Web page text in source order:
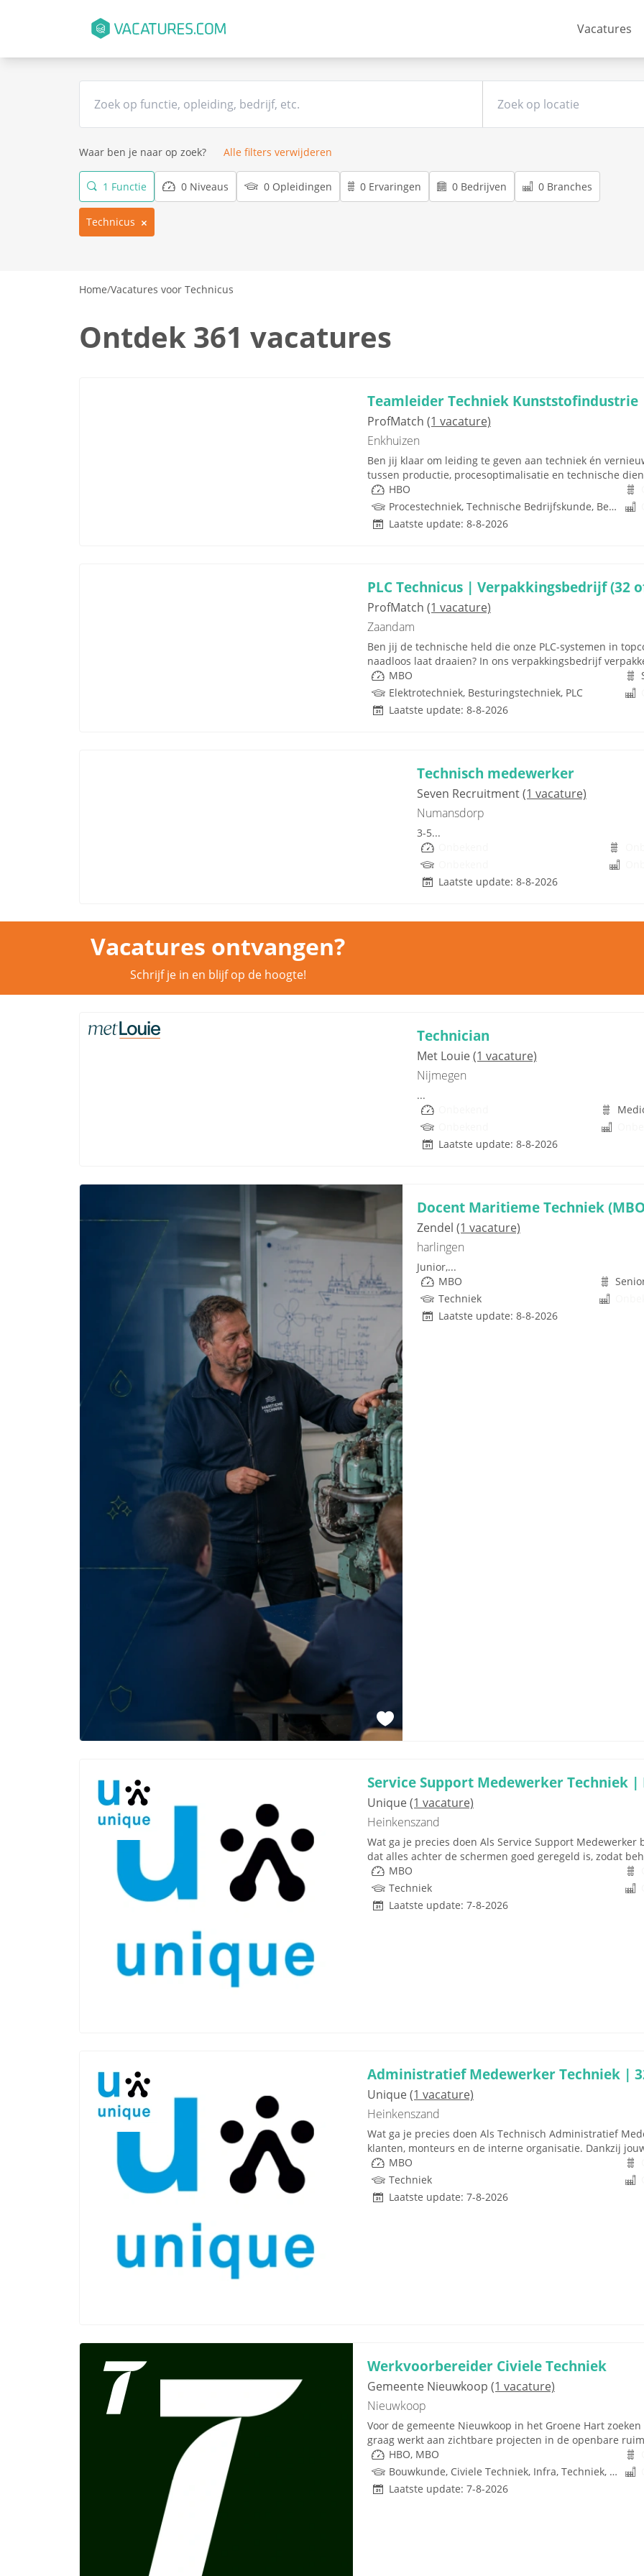
Vacatures
Waar ben je naar op zoek? Alle filters verwijderen
1 Functie 0 Niveaus 0 Opleidingen 0 Ervaringen 0 Bedrijven 0 Branches
Technicus
Home/Vacatures voor Technicus
Ontdek 361 vacatures
Teamleider Techniek Kunststofindustrie
ProfMatch (1 vacature)
Enkhuizen
Ben jij klaar om leiding te geven aan techniek én
tussen productie, procesoptimalisatie en technische
HBO
Procestechniek, Technische Bedrijfskunde, Bedrijfskunde, Lean, Six Sigma, Techniek
Laatste update: 8-8-2026
PLC Technicus | Verpakkingsbedrijf (32
ProfMatch (1 vacature)
Zaandam
Ben jij de technische held die onze PLC-systemen in
naadloos laat draaien? In ons verpakkingsbedrijf
MBO
Elektrotechniek, Besturingstechniek, PLC
Laatste update: 8-8-2026
Technisch medewerker
Seven Recruitment(1 vacature)
Numansdorp
3-5...
Laatste update: 8-8-2026
Vacatures ontvangen?
Schrijf je in en blijf op de hoogte!
Technician
Met Louie(1 vacature)
Nijmegen
...
Laatste update: 8-8-2026
Docent Maritieme Techniek
Zendel (1 vacature)
harlingen
Junior,...
MBO
Techniek
Laatste update: 8-8-2026
Service Support Medewerker Techniek
Unique(1 vacature)
Heinkenszand
Wat ga je precies doen Als Service Support
dat alles achter de schermen goed geregeld is, zodat
MBO
Techniek
Laatste update: 7-8-2026
Administratief Medewerker Techniek |
Unique(1 vacature)
Heinkenszand
Wat ga je precies doen Als Technisch Administratief
klanten, monteurs en de interne organisatie. Dankzij
MBO
Techniek
Laatste update: 7-8-2026
Werkvoorbereider Civiele Techniek
Gemeente Nieuwkoop (1 vacature)
Nieuwkoop
Voor de gemeente Nieuwkoop in het Groene Hart
graag werkt aan zichtbare projecten in de openbare
HBO, MBO
Bouwkunde, Civiele Techniek, Infra, Techniek, Rijbewijs
Laatste update: 7-8-2026